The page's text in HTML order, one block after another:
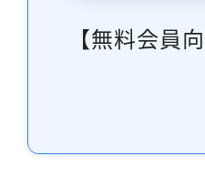
【無料会員